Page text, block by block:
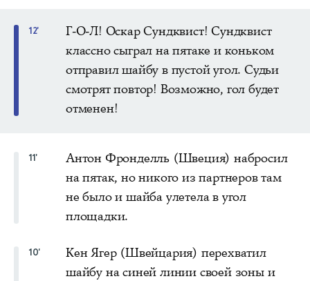
12'
Г-О-Л! Оскар Сундквист! Сундквист
классно сыграл на пятаке и коньком
отправил шайбу в пустой угол. Судьи
смотрят повтор! Возможно, гол будет
отменен!
11'
Антон Фронделль (Швеция) набросил
на пятак, но никого из партнеров там
не было и шайба улетела в угол
площадки.
10'
Кен Ягер (Швейцария) перехватил
шайбу на синей линии своей зоны и